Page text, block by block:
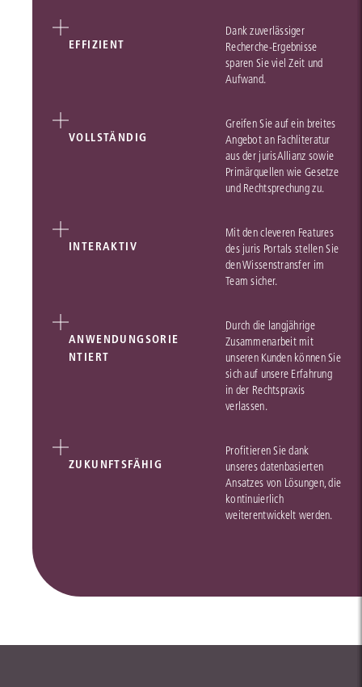
EFFIZIENT
Dank zuverlässiger
Recherche-Ergebnisse
sparen Sie viel Zeit und
Aufwand.
VOLLSTÄNDIG
Greifen Sie auf ein breites
Angebot an Fachliteratur
aus der jurisAllianz sowie
Primärquellen wie Gesetze
und Rechtsprechung zu.
INTERAKTIV
Mit den cleveren Features
des juris Portals stellen Sie
den Wissenstransfer im
Team sicher.
ANWENDUNGSORIE
NTIERT
Durch die langjährige
Zusammenarbeit mit
unseren Kunden können Sie
sich auf unsere Erfahrung
in der Rechtspraxis
verlassen.
ZUKUNFTSFÄHIG
Profitieren Sie dank
unseres datenbasierten
Ansatzes von Lösungen, die
kontinuierlich
weiterentwickelt werden.